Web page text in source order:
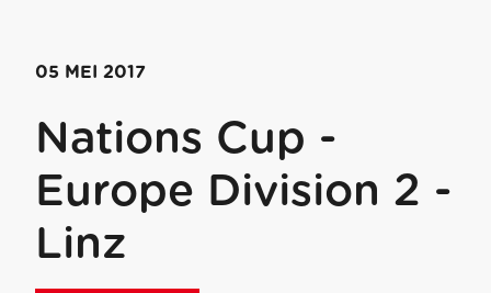
05 MEI 2017
Nations Cup -
Europe Division 2 -
Linz